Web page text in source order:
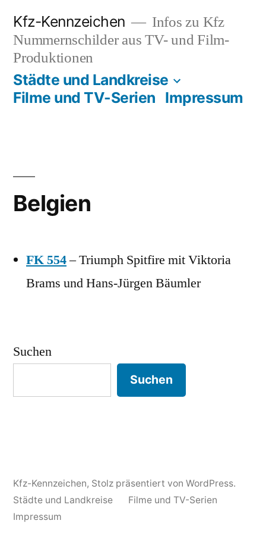
Inhalt
springen
Kfz-Kennzeichen
Infos zu Kfz
Nummernschilder aus TV- und Film-
Produktionen
Städte und Landkreise
Filme und TV-Serien Impressum
Belgien
FK 554– Triumph Spitfire mit Viktoria
Brams und Hans-Jürgen Bäumler
Suchen
Suchen
Kfz-Kennzeichen, Stolz präsentiert von WordPress.
Städte und Landkreise
Filme und TV-Serien
Impressum